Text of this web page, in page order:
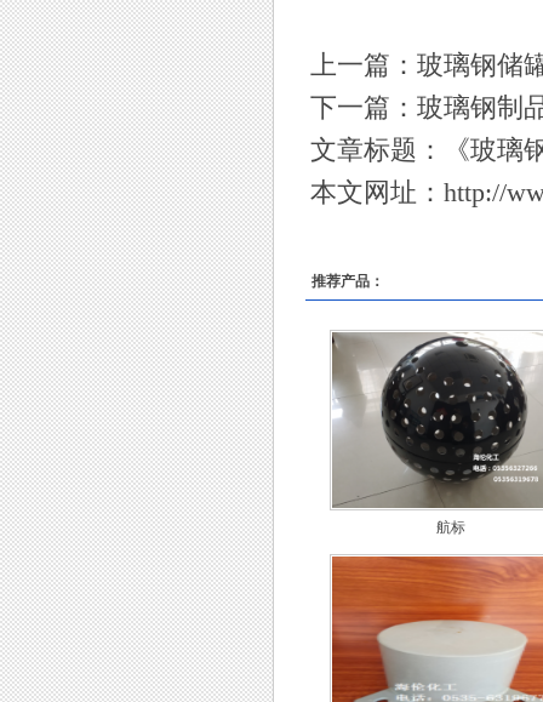
上一篇： 玻璃钢储
下一篇： 玻璃钢制
文章标题：《玻璃
本文网址： http://
推荐产品：
航标